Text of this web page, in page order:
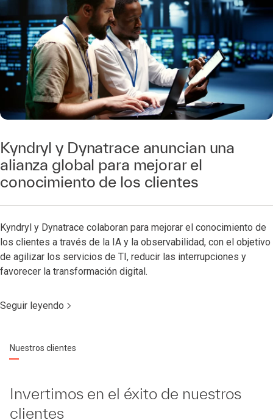
Kyndryl y Dynatrace anuncian una
alianza global para mejorar el
conocimiento de los clientes
Kyndryl y Dynatrace colaboran para mejorar el conocimiento de
los clientes a través de la IA y la observabilidad, con el objetivo
de agilizar los servicios de TI, reducir las interrupciones y
favorecer la transformación digital.
Seguir leyendo
Nuestros clientes
Invertimos en el éxito de nuestros
clientes